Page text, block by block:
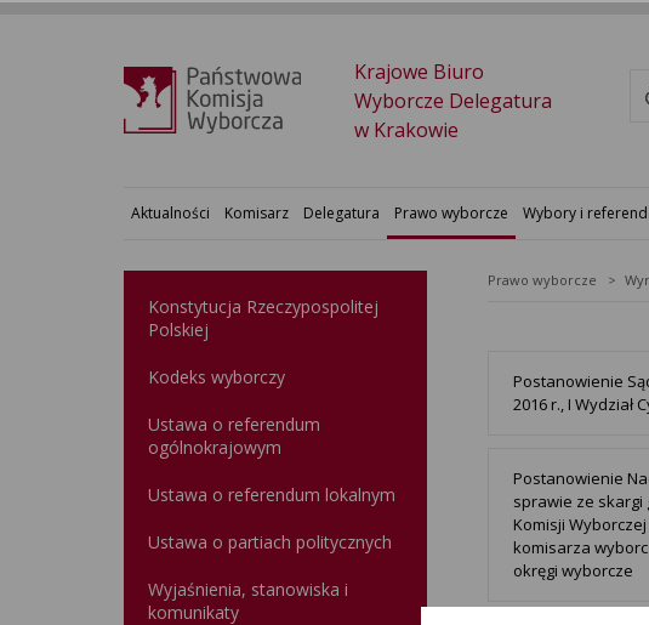
Krajowe Biuro
Wyborcze Delegatura
w Krakowie
Aktualności Komisarz Delegatura Prawo wyborcze Wybory i
Konstytucja Rzeczypospolitej
Polskiej​
Kodeks wyborczy
Ustawa o referendum
ogólnokrajowym
Ustawa o referendum lokalnym
Ustawa o partiach politycznych
Wyjaśnienia, stanowiska i
komunikaty
Prawo wyborcze
Postanowienie
2016 r., I Wydział
Postanowienie
sprawie ze skargi
Komisji
komisarza
okręgi wyborcze